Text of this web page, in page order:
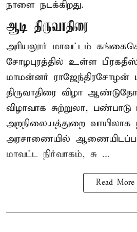
நாளை நடக்கிறது.
ஆடி திருவாதிரை
அரியலூர் மாவட்டம்
சோழபுரத்தில் உள்ள
மாமன்னர் ராஜேந்திரசோழன்
திருவாதிரை விழா
விழாவாக சுற்றுலா, பண்பாடு
அறநிலையத்துறை வாயிலாக
அரசாணையில்
மாவட்ட நிர்வாகம், சு ...
Read More